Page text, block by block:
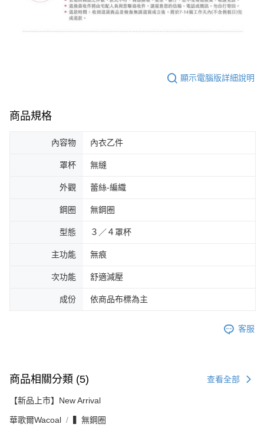
顯示電腦版詳細說明
商品規格
內容物 內衣乙件
罩杯 無縫
外觀 蕾絲-編織
鋼圈 無鋼圈
型態 ３／４罩杯
主功能 無痕
次功能 舒適減壓
成份 依商品布標為主
客服
商品相關分類 (5) 查看全部
【新品上市】New Arrival
華歌爾Wacoal ▍無鋼圈